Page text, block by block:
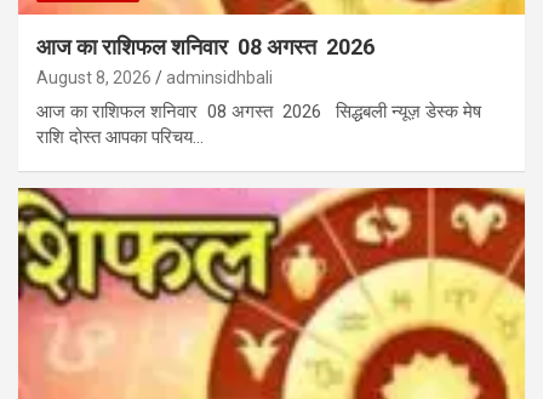
आज का राशिफल शनिवार 08 अगस्त 2026
August 8, 2026 adminsidhbali
आज का राशिफल शनिवार 08 अगस्त 2026 सिद्धबली न्यूज़ डेस्क मेष
राशि दोस्त आपका परिचय…